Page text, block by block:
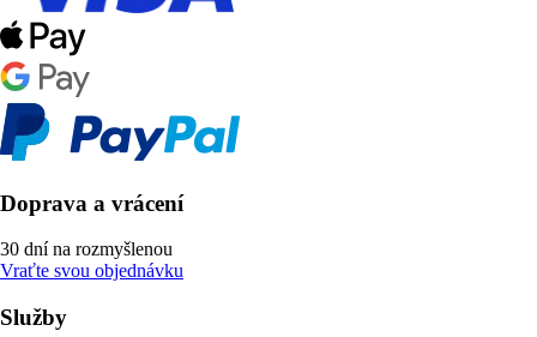
Doprava a vrácení
30 dní na rozmyšlenou
Vraťte svou objednávku
Služby